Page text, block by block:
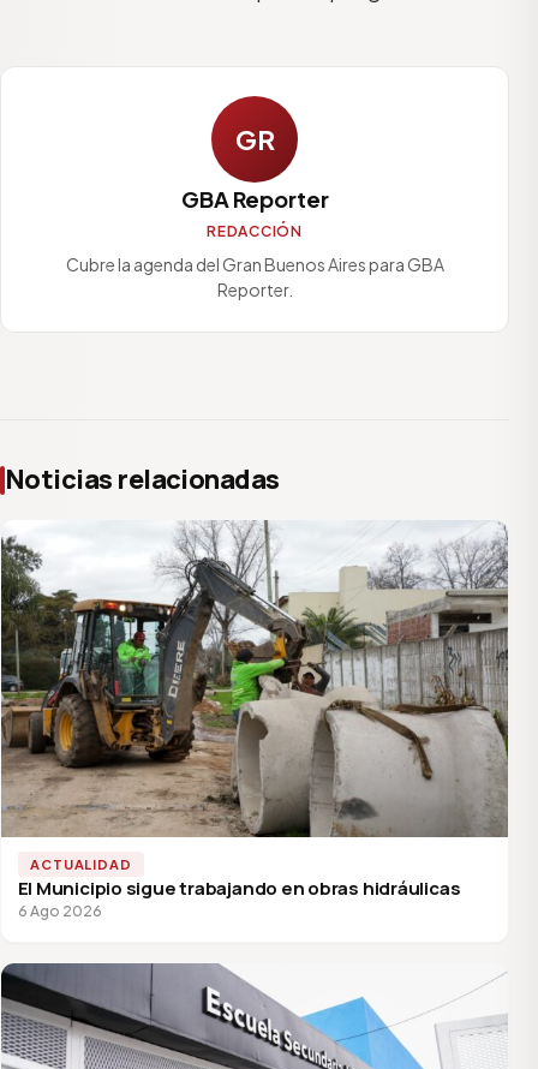
GR
GBA Reporter
REDACCIÓN
Cubre la agenda del Gran Buenos Aires para GBA
Reporter.
Noticias relacionadas
ACTUALIDAD
El Municipio sigue trabajando en obras hidráulicas
6 Ago 2026